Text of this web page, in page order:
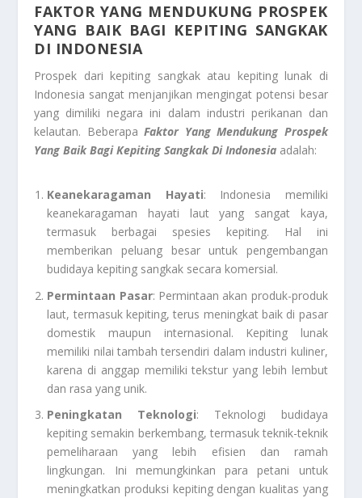
FAKTOR YANG MENDUKUNG PROSPEK
YANG BAIK BAGI KEPITING SANGKAK
DI INDONESIA
Prospek dari kepiting sangkak atau kepiting lunak di
Indonesia sangat menjanjikan mengingat potensi besar
yang dimiliki negara ini dalam industri perikanan dan
kelautan. BeberapaFaktor Yang Mendukung Prospek
Yang Baik Bagi Kepiting Sangkak Di Indonesia adalah:
Keanekaragaman Hayati: Indonesia memiliki
keanekaragaman hayati laut yang sangat kaya,
termasuk berbagai spesies kepiting. Hal ini
memberikan peluang besar untuk pengembangan
budidaya kepiting sangkak secara komersial.
Permintaan Pasar: Permintaan akan produk-produk
laut, termasuk kepiting, terus meningkat baik di pasar
domestik maupun internasional. Kepiting lunak
memiliki nilai tambah tersendiri dalam industri kuliner,
karena di anggap memiliki tekstur yang lebih lembut
dan rasa yang unik.
Peningkatan Teknologi: Teknologi budidaya
kepiting semakin berkembang, termasuk teknik-teknik
pemeliharaan yang lebih efisien dan ramah
lingkungan. Ini memungkinkan para petani untuk
meningkatkan produksi kepiting dengan kualitas yang